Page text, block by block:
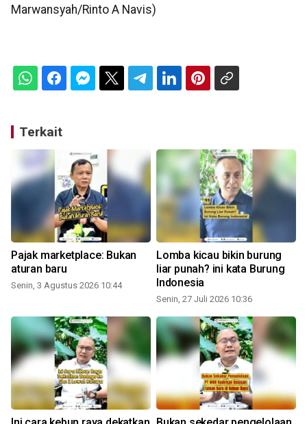
Marwansyah/Rinto A Navis)
Terkait
Pajak marketplace: Bukan
aturan baru
Senin, 3 Agustus 2026 10:44
Lomba kicau bikin burung
liar punah? ini kata Burung
Indonesia
Senin, 27 Juli 2026 10:36